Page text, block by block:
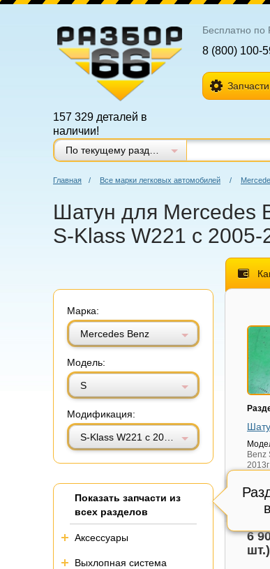
157 329 деталей в
наличии!
Бесплатно по
8 (800) 100-
Запчасти
Главная / Все марки легковых автомобилей /
Шатун для Mercedes
S-Klass W221 с
Марка:
Mercedes Benz
Модель:
S
Модификация:
Показать запчасти из
всех разделов
Аксессуары
Выхлопная система
Benz
6
шт.)